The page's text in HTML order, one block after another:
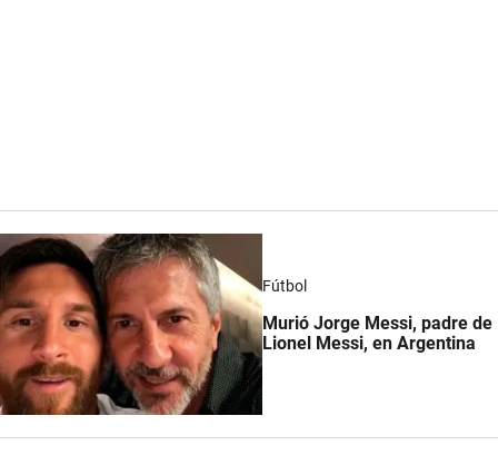
Fútbol
Murió Jorge Messi, padre de
Lionel Messi, en Argentina